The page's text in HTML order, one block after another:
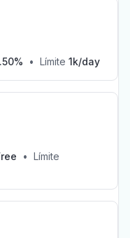
• Límite 1k/day
• Límite